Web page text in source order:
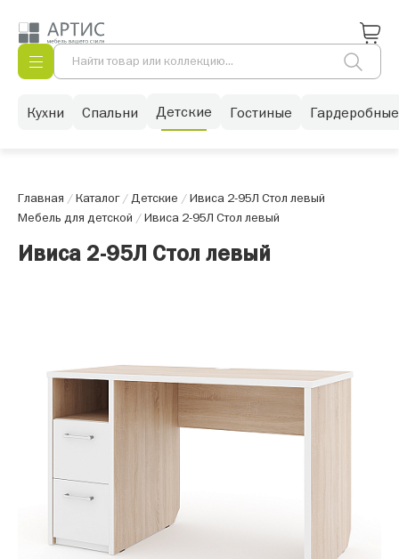
Кухни Спальни Детские Гостиные Гардеробные
Главная /Каталог/Детские /Ивиса 2-95Л Стол левый
Мебель для детской /Ивиса 2-95Л Стол левый
Ивиса 2-95Л Стол левый